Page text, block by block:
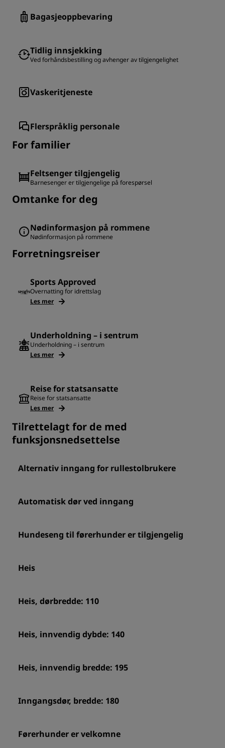
Bagasjeoppbevaring
Tidlig innsjekking
Ved forhåndsbestilling og avhenger av tilgjengelighet
Vaskeritjeneste
Flerspråklig personale
For familier
Feltsenger tilgjengelig
Barnesenger er tilgjengelige på forespørsel
Omtanke for deg
Nødinformasjon på rommene
Nødinformasjon på rommene
Forretningsreiser
Sports Approved
Overnatting for idrettslag
Les mer
Underholdning – i sentrum
Underholdning – i sentrum
Les mer
Reise for statsansatte
Reise for statsansatte
Les mer
Tilrettelagt for de med
funksjonsnedsettelse
Alternativ inngang for rullestolbrukere
Automatisk dør ved inngang
Hundeseng til førerhunder er tilgjengelig
Heis
Heis, dørbredde: 110
Heis, innvendig dybde: 140
Heis, innvendig bredde: 195
Inngangsdør, bredde: 180
Førerhunder er velkomne